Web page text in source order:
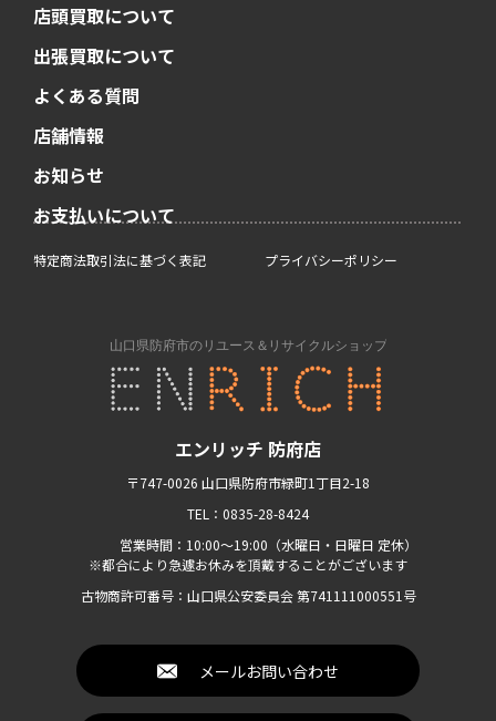
エンリッチ 防府店
〒747-0026 山口県防府市緑町1丁目2-18
TEL：0835-28-8424
営業時間：10:00〜19:00（水曜日・日曜日 定休）
※都合により急遽お休みを頂戴することがございます
古物商許可番号：山口県公安委員会 第741111000551号
メールお問い合わせ
店頭買取について
出張買取について
よくある質問
店舗情報
お知らせ
お支払いについて
特定商法取引法に基づく表記 プライバシーポリシー